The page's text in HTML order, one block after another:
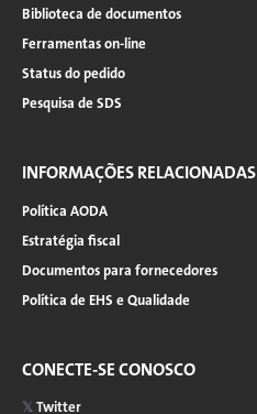
Biblioteca de documentos
Ferramentas on-line
Status do pedido
Pesquisa de SDS
INFORMAÇÕES RELACIONADAS
Política AODA
Estratégia fiscal
Documentos para fornecedores
Política de EHS e Qualidade
CONECTE-SE CONOSCO
Twitter